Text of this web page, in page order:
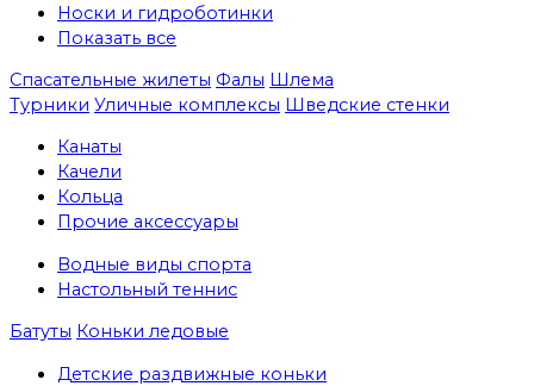
Носки и гидроботинки
Показать все
Спасательные жилеты Фалы Шлема
Турники Уличные комплексы Шведские стенки
Канаты
Качели
Кольца
Прочие аксессуары
Водные виды спорта
Настольный теннис
Батуты Коньки ледовые
Детские раздвижные коньки